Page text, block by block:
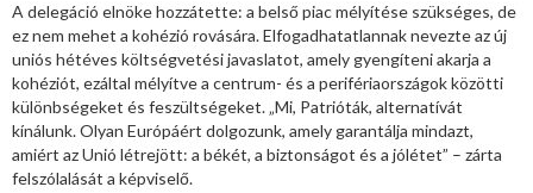
A delegáció elnöke hozzátette: a belső piac mélyítése szükséges, de
ez nem mehet a kohézió rovására. Elfogadhatatlannak nevezte az új
uniós hétéves költségvetési javaslatot, amely gyengíteni akarja a
kohéziót, ezáltal mélyítve a centrum- és a perifériaországok közötti
különbségeket és feszültségeket. „Mi, Patrióták, alternatívát
kínálunk. Olyan Európáért dolgozunk, amely garantálja mindazt,
amiért az Unió létrejött: a békét, a biztonságot és a jólétet” – zárta
felszólalását a képviselő.